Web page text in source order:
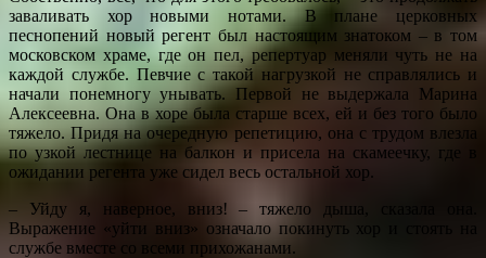
заваливать хор новыми нотами. В плане церковных
песнопений новый регент был настоящим знатоком – в том
московском храме, где он пел, репертуар меняли чуть не на
каждой службе. Певчие с такой нагрузкой не справлялись и
начали понемногу унывать. Первой не выдержала Марина
Алексеевна. Она в хоре была старше всех, ей и без того было
тяжело. Придя на очередную репетицию, она с трудом влезла
по узкой лестнице на балкон и присела на скамеечку, где в
ожидании регента уже сидел весь остальной хор.
– Уйду я, наверное, вниз! – тяжело дыша, сказала она.
Выражение «уйти вниз» означало покинуть хор и стоять на
службе вместе со всеми прихожанами.